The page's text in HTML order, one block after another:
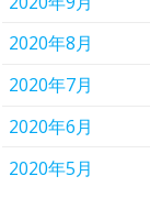
2020年8月
2020年7月
2020年6月
2020年5月